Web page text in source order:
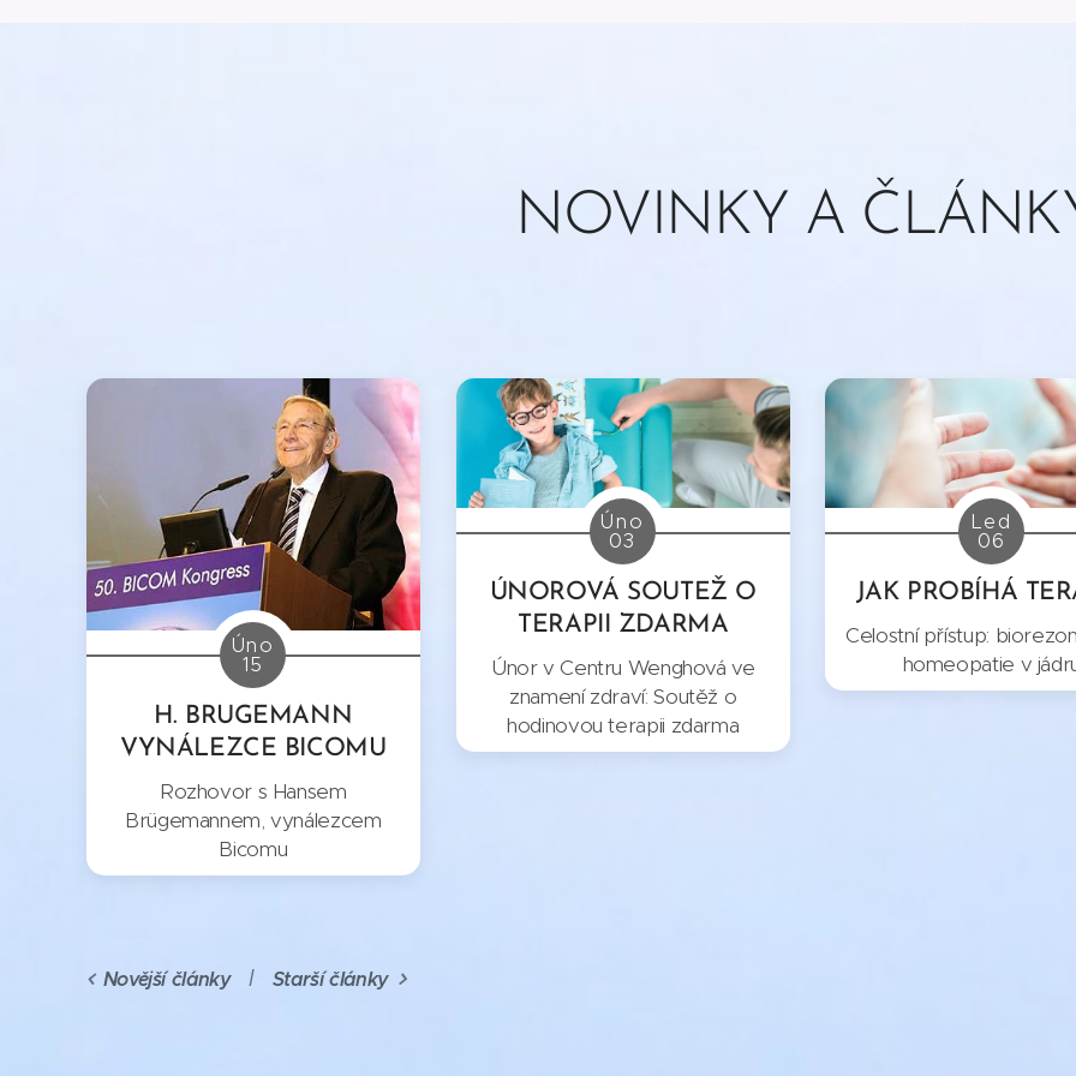
NOVINKY A
Úno
15
H. BRUGEMANN
VYNÁLEZCE BICOMU
Rozhovor s Hansem
Brügemannem, vynálezcem
Bicomu
Úno
03
ÚNOROVÁ SOUTEŽ O
TERAPII ZDARMA
Únor v Centru Wenghová ve
znamení zdraví: Soutěž o
hodinovou terapii zdarma
Led
06
JAK PROBÍHÁ
Celostní přístup:
homeopatie v
Novější články Starší články